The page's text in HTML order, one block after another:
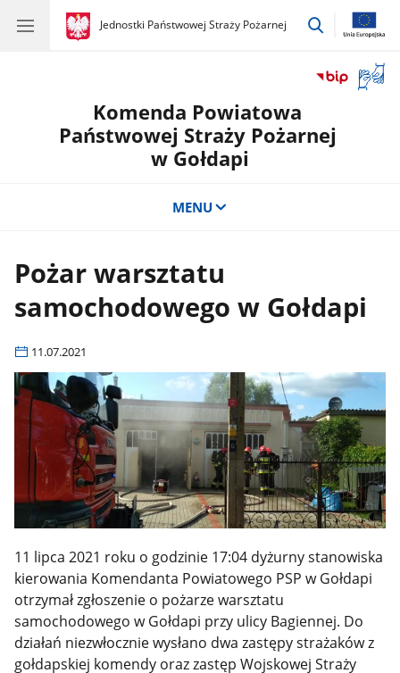
gov.pl
Jednostki Państwowej Straży Pożarnej
gov.pl
Jednostki
przejdź
okno
Komenda Powiatowa
Państwowej Straży Pożarnej
w Gołdapi
MENU
Pożar warsztatu
samochodowego w Gołdapi
11.07.2021
11 lipca 2021 roku o godzinie 17:04 dyżurny stanowiska
kierowania Komendanta Powiatowego PSP w Gołdapi
otrzymał zgłoszenie o pożarze warsztatu
samochodowego w Gołdapi przy ulicy Bagiennej. Do
działań niezwłocznie wysłano dwa zastępy strażaków z
gołdapskiej komendy oraz zastęp Wojskowej Straży